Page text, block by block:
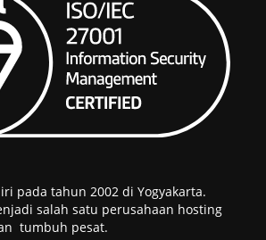
pada tahun 2002 di Yogyakarta.
salah satu perusahaan hosting
tumbuh pesat.